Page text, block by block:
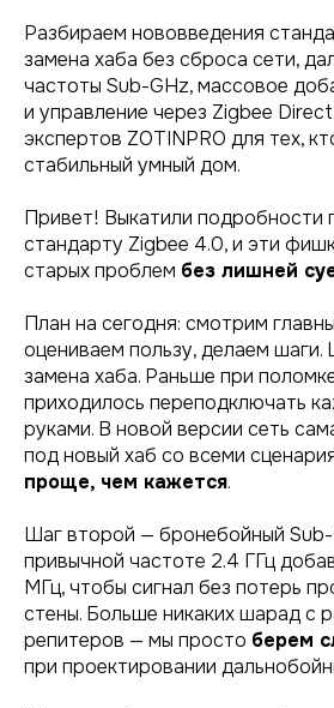
Разбираем нововведения
замена хаба без сброса сети,
частоты Sub-GHz, массовое
и управление через Zigbee
экспертов ZOTINPRO для тех,
стабильный умный дом.
Привет! Выкатили подробности
стандарту Zigbee 4.0, и эти
старых проблем без лишней
План на сегодня: смотрим
оцениваем пользу, делаем
замена хаба. Раньше при
приходилось переподключать
руками. В новой версии сеть
под новый хаб со всеми
проще, чем кажется.
Шаг второй — бронебойный Sub-
привычной частоте 2.4 ГГц
МГц, чтобы сигнал без потерь
стены. Больше никаких шарад с
репитеров — мы просто берем
при проектировании